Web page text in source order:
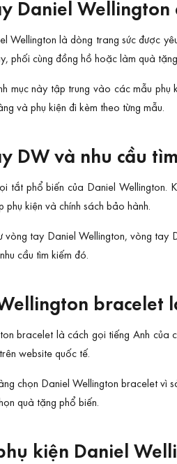
Daniel Wellington
Wellington là dòng trang sức được
phối cùng đồng hồ hoặc làm quà
mục này tập trung vào các mẫu
và phụ kiện đi kèm theo từng mẫu.
DW và nhu cầu
tắt phổ biến của Daniel Wellington.
phụ kiện và chính sách bảo hành.
vòng tay Daniel Wellington, vòng
cầu tìm kiếm đó.
bracelet
bracelet là cách gọi tiếng Anh của
website quốc tế.
chọn Daniel Wellington bracelet
quà tặng phổ biến.
kiện Daniel